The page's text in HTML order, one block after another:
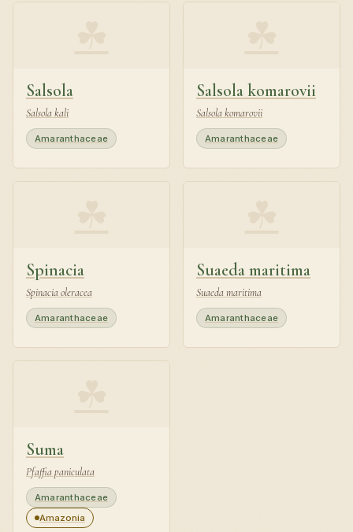
Salsola
Salsola kali
Amaranthaceae
Salsola komarovii
Salsola komarovii
Amaranthaceae
Spinacia
Spinacia oleracea
Amaranthaceae
Suaeda maritima
Suaeda maritima
Amaranthaceae
Suma
Pfaffia paniculata
Amaranthaceae
Amazonia